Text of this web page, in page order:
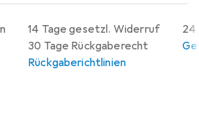
14 Tage gesetzl. Widerruf
30 Tage Rückgaberecht
Rückgaberichtlinien
24